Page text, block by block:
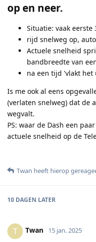
op en neer.
Situatie: vaak eerste
rijd snelweg op,
Actuele snelheid
bandbreedte van
na een tijd 'vlakt
Is me ook al eens
(verlaten snelweg) dat de
wegvalt.
PS: waar de Dash een
actuele snelheid op de
Twan heeft hierop
10 DAGEN LATER
T Twan 15 jan. 2025